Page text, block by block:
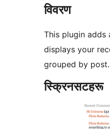
विवरण
This plugin adds
displays your
grouped by post.
स्क्रिनसटहरू